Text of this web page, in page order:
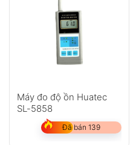
Máy đo độ ồn Huatec
SL-5858
Đã bán 139